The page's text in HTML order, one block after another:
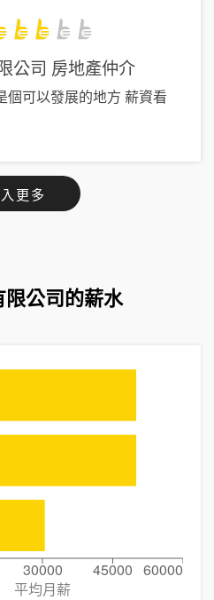
公司 房地產仲介
個可以發展的地方 薪資看
更多
公司的薪水
30000 45000 60000
平均月薪